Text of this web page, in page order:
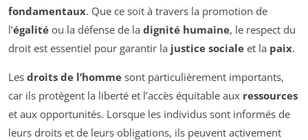
fondamentaux. Que ce soit à travers la promotion de
l’égalité ou la défense de la dignité humaine, le respect du
droit est essentiel pour garantir la justice sociale et la paix.
Les droits de l’homme sont particulièrement importants,
car ils protègent la liberté et l’accès équitable aux ressources
et aux opportunités. Lorsque les individus sont informés de
leurs droits et de leurs obligations, ils peuvent activement